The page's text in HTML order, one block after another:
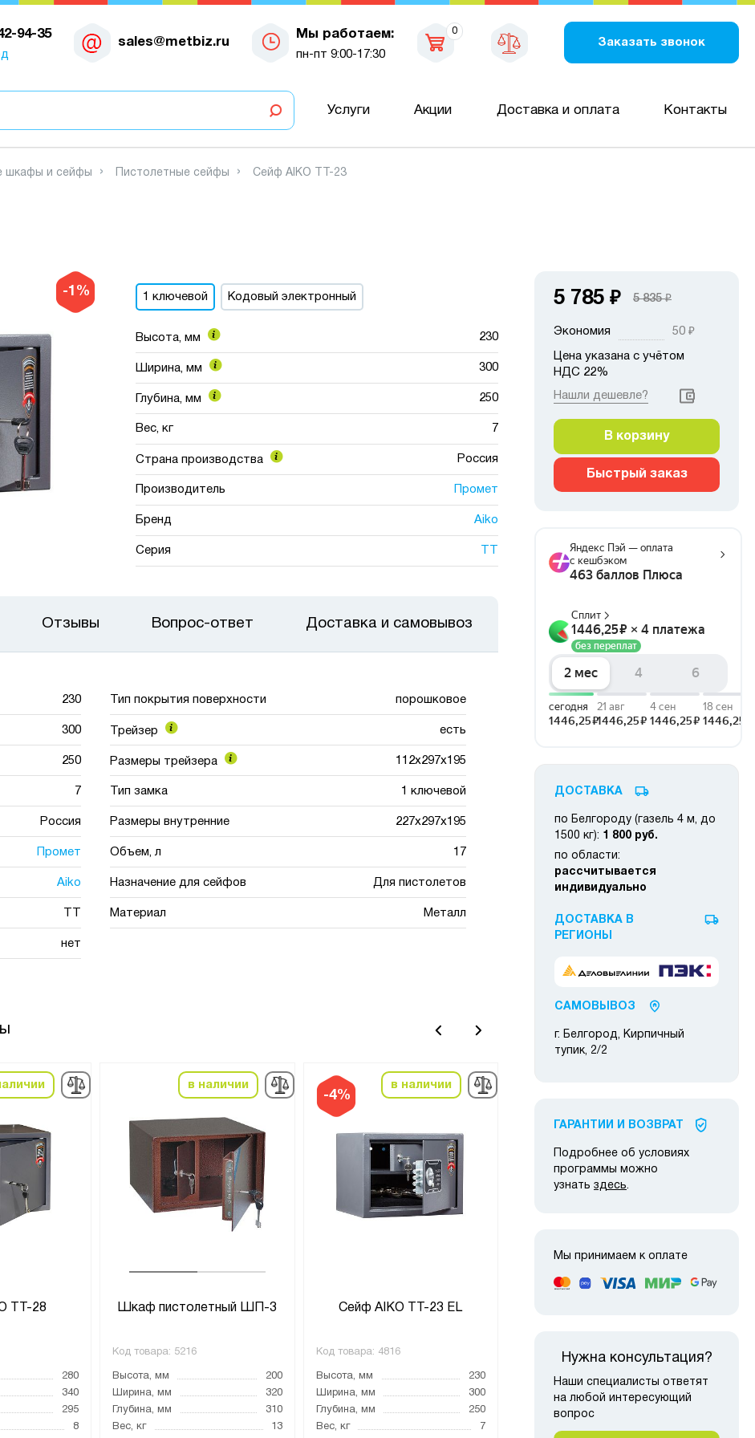
94-35
sales@metbiz.ru
Мы работаем:
пн-пт 9:00-17:30
0
Заказать звонок
Услуги Акции Доставка и оплата Контакты
шкафы и сейфы Пистолетные сейфы Сейф AIKO TT-23
-1%
1 ключевой
Кодовый электронный
Высота, мм 230
Ширина, мм 300
Глубина, мм 250
Вес, кг 7
Страна производства Россия
Производитель Промет
Бренд Aiko
Серия
230
300
250
7
Россия
Промет
Aiko
нет
Тип покрытия поверхности порошковое
Трейзер есть
Размеры трейзера 112х297х195
Тип замка 1 ключевой
Размеры внутренние 227x297x195
Объем, л 17
Назначение для сейфов Для пистолетов
Материал Металл
Отзывы Вопрос-ответ Доставка и самовывоз
TT-28
280
340
295
8
в наличии
Шкаф пистолетный ШП-3
Код товара: 5216
Высота, мм
200
Ширина, мм
320
Глубина, мм
310
Вес, кг
13
-4%
в наличии
Сейф AIKO TT-23 EL
Код товара: 4816
Высота, мм
230
Ширина, мм
300
Глубина, мм
250
Вес, кг
7
Код товара:4823
Высота, мм
Ширина, мм
340
Глубина, мм
5 785 ₽ 5 835₽
Экономия 50 ₽
Цена указана с учётом
НДС 22%
Нашли дешевле?
В корзину
Быстрый заказ
ДОСТАВКА
по Белгороду (газель 4 м, до
1500 кг): 1 800 руб.
по области:
рассчитывается
индивидуально
ДОСТАВКА В
РЕГИОНЫ
САМОВЫВОЗ
г. Белгород, Кирпичный
тупик, 2/2
ГАРАНТИИ И ВОЗВРАТ
Подробнее об условиях
программы можно
узнать здесь.
Мы принимаем к оплате
Нужна консультация?
Наши специалисты ответят
на любой интересующий
вопрос